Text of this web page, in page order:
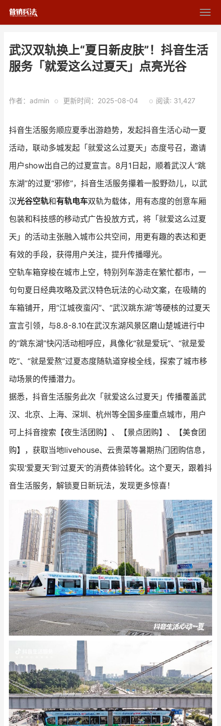
武汉双轨换上“夏日新皮肤”！抖音生活
服务「就爱这么过夏天」点亮光谷
作者：admin o 更新时间：2025-08-04 o 阅读: 31,427
抖音生活服务顺应夏季出游趋势，发起抖音生活心动一夏
活动，联动多城发起「就爱这么过夏天」态度号召，邀请
用户show出自己的过夏宣言。8月1日起，顺着武汉人“跳
东湖”的过夏“邪修”，抖音生活服务攥着一股野劲儿，以武
汉光谷空轨和有轨电车双轨为载体，用有态度的创意车厢
包装和科技感的移动式广告投放方式，将「就爱这么过夏
天」的活动主张融入城市公共空间，用更有趣的表达和更
有效的手段，获得用户关注，提升传播曝光。
空轨车箱穿梭在城市上空，特别列车游走在繁忙都市，一
句句夏日经典攻略及武汉特色玩法的心动文案，在吸睛的
车箱铺开，用“江城夜蛮闪”、“武汉跳东湖”等硬核的过夏天
宣言引领，与8.8-8.10在武汉东湖风景区磨山楚城进行中
的“跳东湖”快闪活动相呼应，具像化“就是爱玩”、“就是爱
吃”、“就是爱熬”过夏态度随轨道穿梭全线，探索了城市移
动场景的传播潜力。
据悉，抖音生活服务此次「就爱这么过夏天」传播覆盖武
汉、北京、上海、深圳、杭州等全国多座重点城市，用户
可上抖音搜索【夜生活团购】、【景点团购】、【美食团
购】，获取当地livehouse、云贵菜等暑期热门团购信息，
实现‘爱夏天’到‘过夏天’的消费体验转化。这个夏天，跟着抖
音生活服务，解锁夏日新玩法，发现更多惊喜！